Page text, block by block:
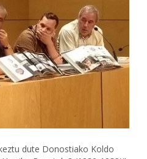
dute Donostiako Koldo